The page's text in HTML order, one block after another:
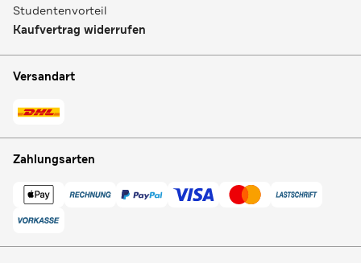
Studentenvorteil
Kaufvertrag widerrufen
Versandart
Zahlungsarten